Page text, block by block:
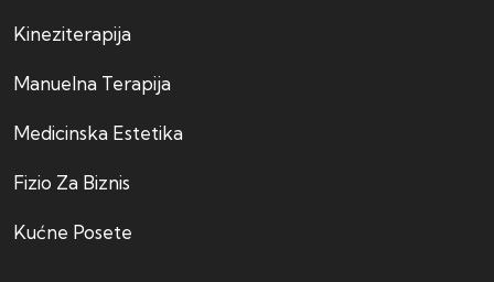
Kineziterapija
Manuelna Terapija
Medicinska Estetika
Fizio Za Biznis
Kućne Posete